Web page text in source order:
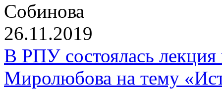
Собинова
26.11.2019
В РПУ состоялась
Миролюбова на тему